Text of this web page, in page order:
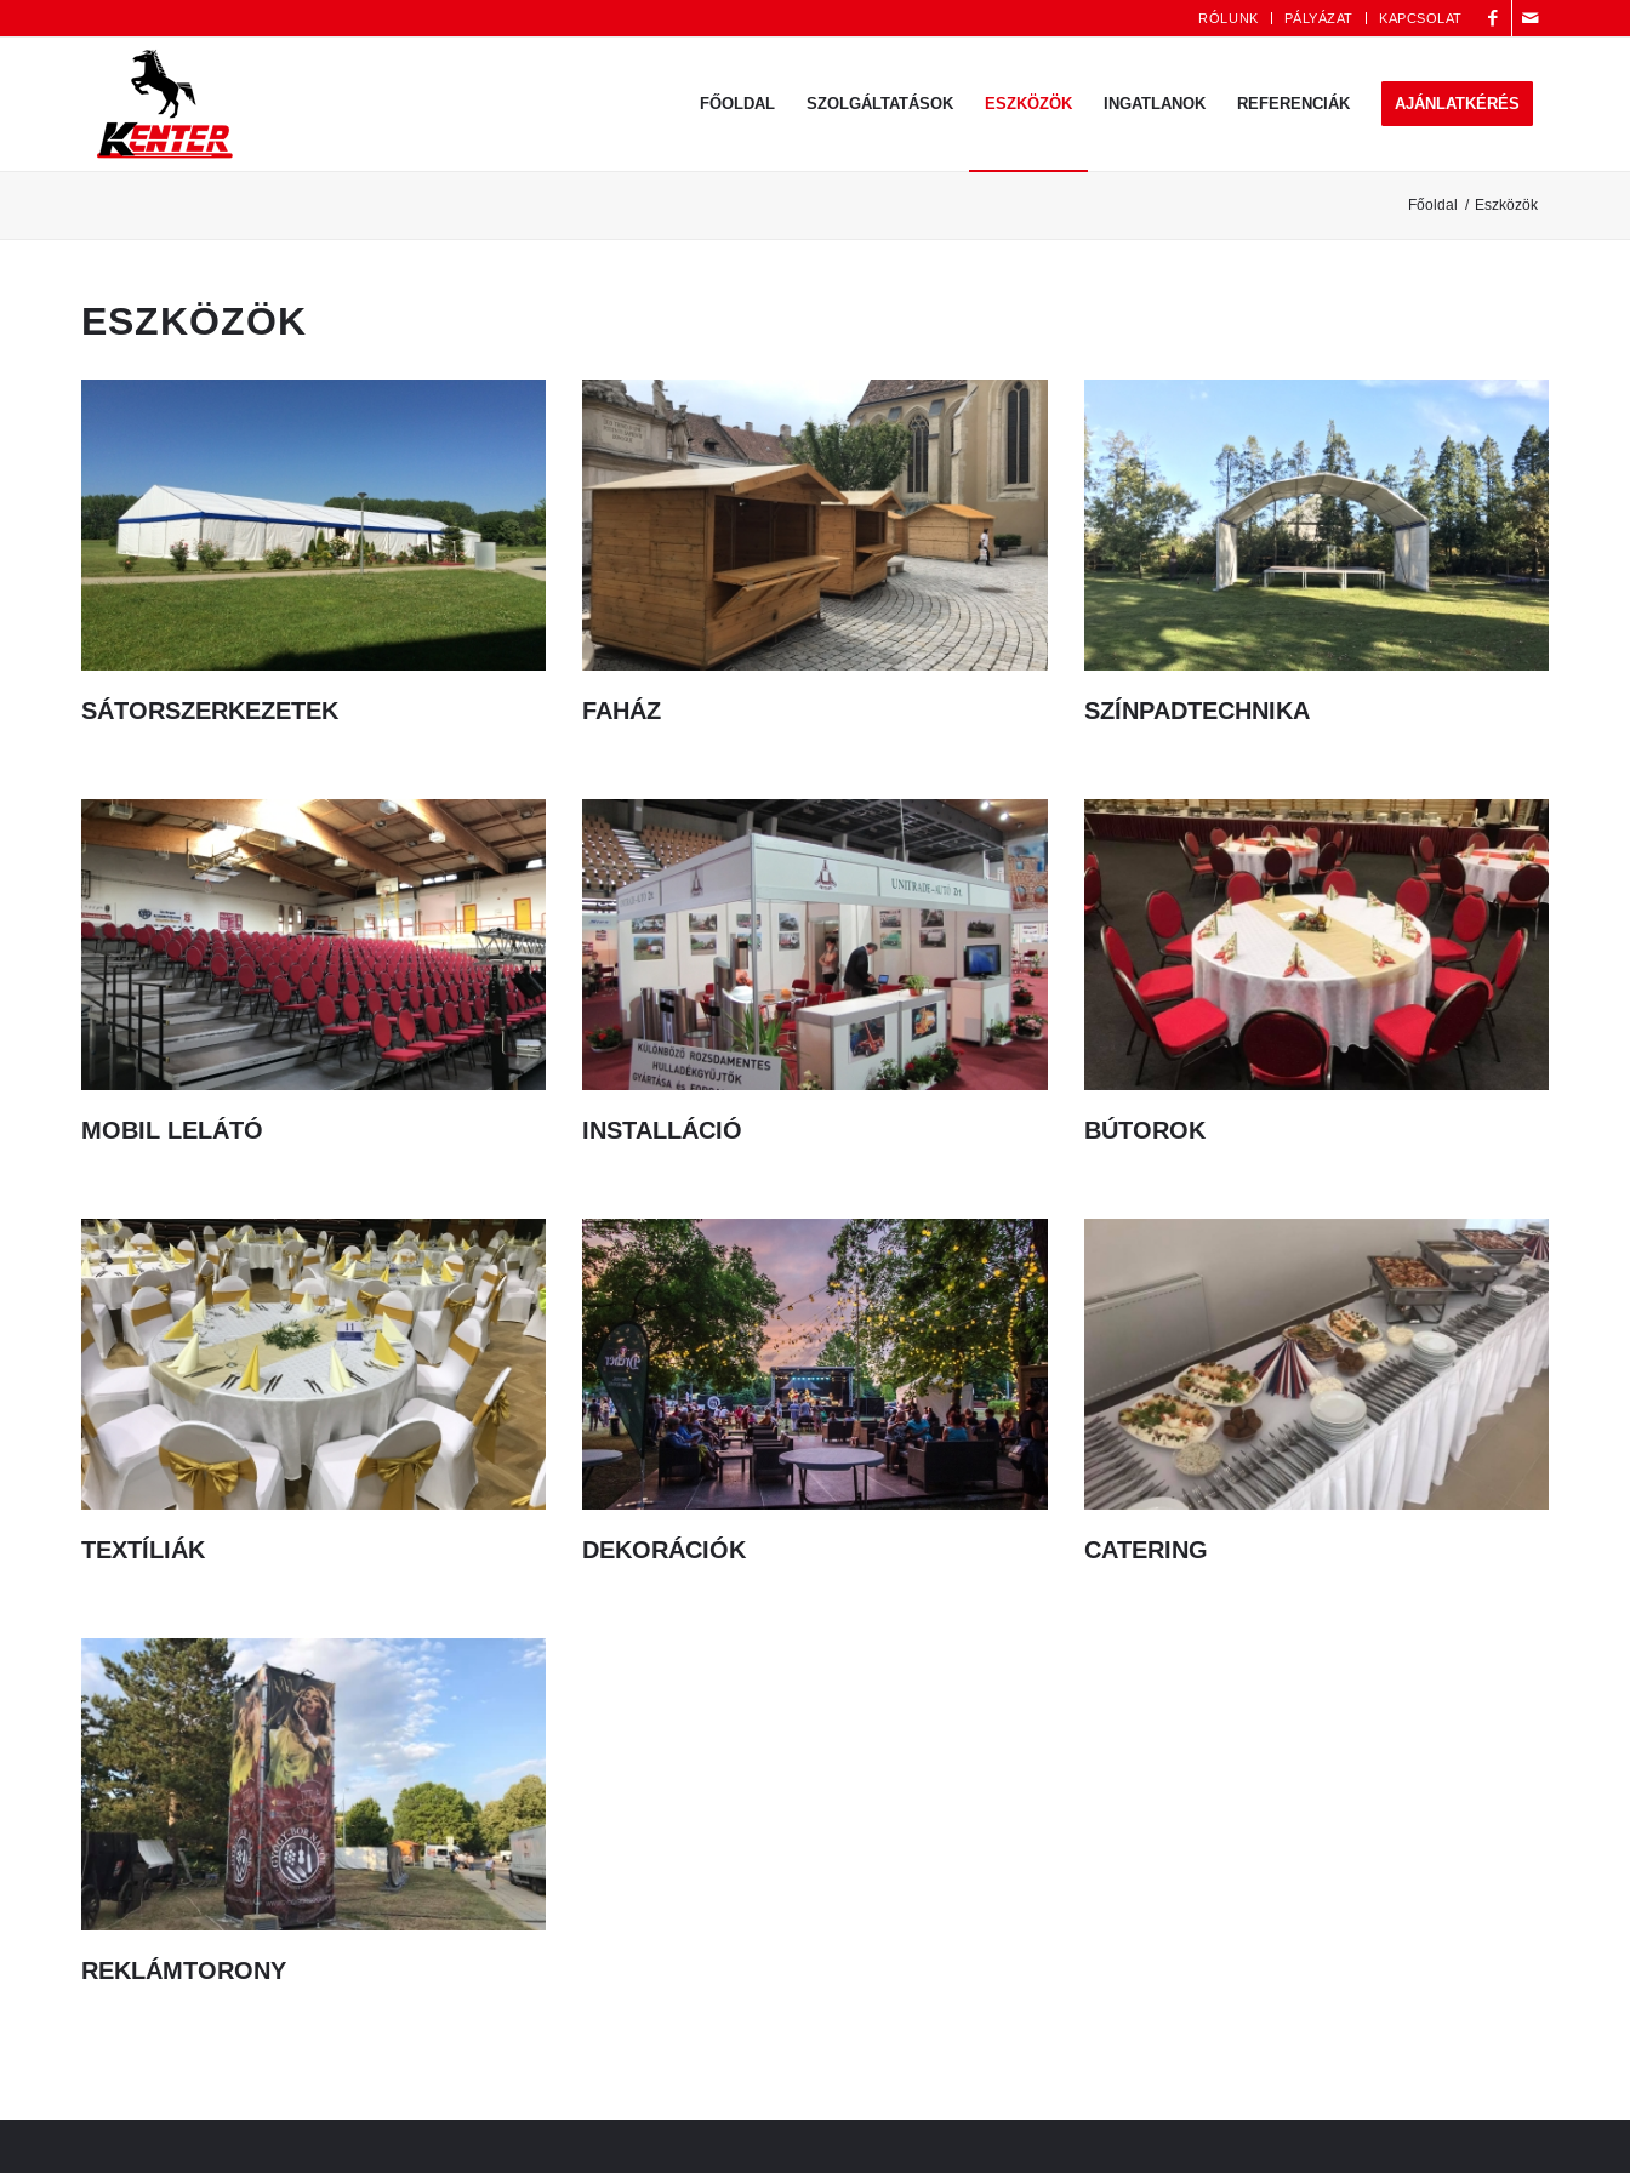
RÓLUNK PÁLYÁZAT KAPCSOLAT
FŐOLDAL SZOLGÁLTATÁSOK ESZKÖZÖK INGATLANOK REFERENCIÁK AJÁNLATKÉRÉS
Főoldal / Eszközök
ESZKÖZÖK
SÁTORSZERKEZETEK FAHÁZ SZÍNPADTECHNIKA
MOBIL LELÁTÓ INSTALLÁCIÓ BÚTOROK
TEXTÍLIÁK DEKORÁCIÓK CATERING
REKLÁMTORONY